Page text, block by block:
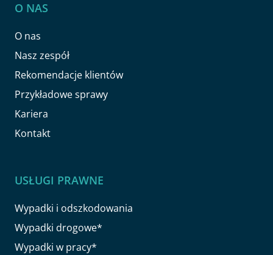
O NAS
O nas
Nasz zespół
Rekomendacje klientów
Przykładowe sprawy
Kariera
Kontakt
USŁUGI PRAWNE
Wypadki i odszkodowania
Wypadki drogowe*
Wypadki w pracy*